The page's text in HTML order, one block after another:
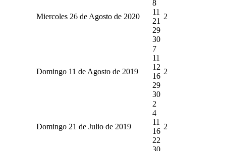
Miercoles 26 de Agosto de 2020
8
11
21
29
30
2
Domingo 11 de Agosto de 2019
7
11
12
16
29
30
2
Domingo 21 de Julio de 2019
2
4
11
16
22
30
2